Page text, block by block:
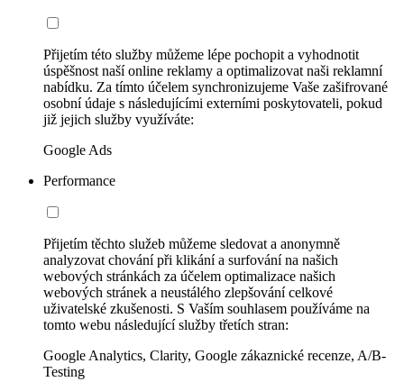
Přijetím této služby můžeme lépe pochopit a vyhodnotit
úspěšnost naší online reklamy a optimalizovat naši reklamní
nabídku. Za tímto účelem synchronizujeme Vaše zašifrované
osobní údaje s následujícími externími poskytovateli, pokud
již jejich služby využíváte:
Google Ads
Performance
Přijetím těchto služeb můžeme sledovat a anonymně
analyzovat chování při klikání a surfování na našich
webových stránkách za účelem optimalizace našich
webových stránek a neustálého zlepšování celkové
uživatelské zkušenosti. S Vaším souhlasem používáme na
tomto webu následující služby třetích stran:
Google Analytics, Clarity, Google zákaznické recenze, A/B-
Testing